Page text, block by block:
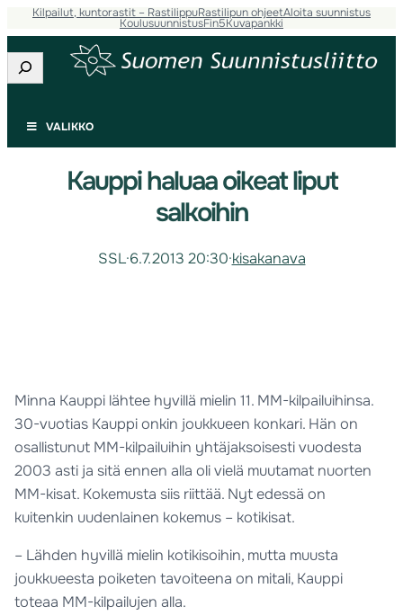
Kilpailut, kuntorastit – RastilippuRastilipun ohjeetAloita suunnistus
KoulusuunnistusFin5Kuvapankki
Etsi
VALIKKO
Kauppi haluaa oikeat liput
salkoihin
SSL·6.7.2013 20:30·kisakanava
Minna Kauppi lähtee hyvillä mielin 11. MM-kilpailuihinsa.
30-vuotias Kauppi onkin joukkueen konkari. Hän on
osallistunut MM-kilpailuihin yhtäjaksoisesti vuodesta
2003 asti ja sitä ennen alla oli vielä muutamat nuorten
MM-kisat. Kokemusta siis riittää. Nyt edessä on
kuitenkin uudenlainen kokemus – kotikisat.
– Lähden hyvillä mielin kotikisoihin, mutta muusta
joukkueesta poiketen tavoiteena on mitali, Kauppi
toteaa MM-kilpailujen alla.